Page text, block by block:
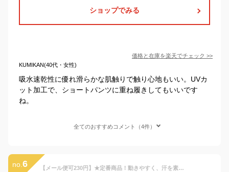
ショップでみる
価格と在庫を楽天でチェック >>
KUMIKAN(40代・女性)
吸水速乾性に優れ滑らかな肌触りで触り心地もいい。UVカ
ット加工で、ショートパンツに重ね履きしてもいいです
ね。
全てのおすすめコメント（4件）
no. 6 【メール便可230円】★定番商品！動きやすく、汗を素早く吸収発散★【ヒュンメル hummel】【ウェア】 ジュニア用フィット インナーロングパンツ 子供 こども 小学生 サッカー フットサル トレーニング コンプレッション アンダーウェア タイツ スパッツ HJP6039LP [230916]